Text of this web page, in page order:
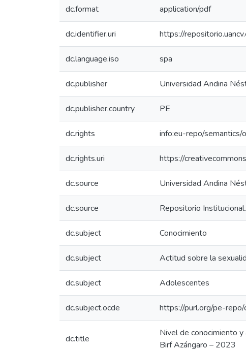
dc.format application/pdf
dc.identifier.uri https://
dc.language.iso spa
dc.publisher Universidad Andina
dc.publisher.country PE
dc.rights info:eu-repo/semantics/
dc.rights.uri https://
dc.source Universidad Andina
dc.source Repositorio
dc.subject Conocimiento
dc.subject Actitud sobre la
dc.subject Adolescentes
dc.subject.ocde https://purl.org/pe-
dc.title
Nivel de conocimiento
Birf Azángaro – 2023